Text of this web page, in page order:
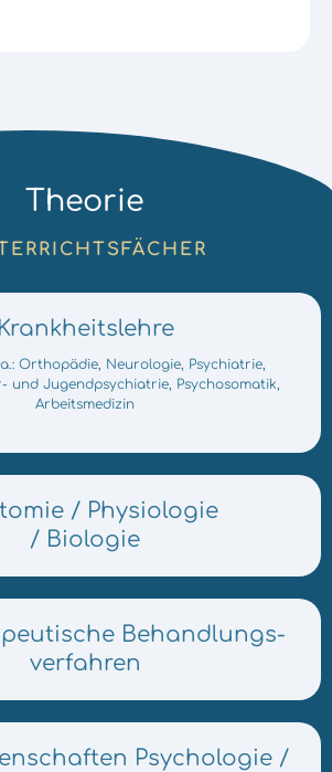
Theorie
Krankheitslehre
Orthopädie, Neurologie, Psychiatrie,
und Jugendpsychiatrie, Psychosomatik,
Arbeitsmedizin
/ Physiologie
/ Biologie
Behandlungs­
verfahren
Psychologie /